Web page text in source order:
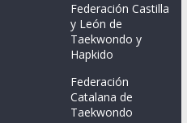
Federación Castilla
y León de
Taekwondo y
Hapkido
Federación
Catalana de
Taekwondo